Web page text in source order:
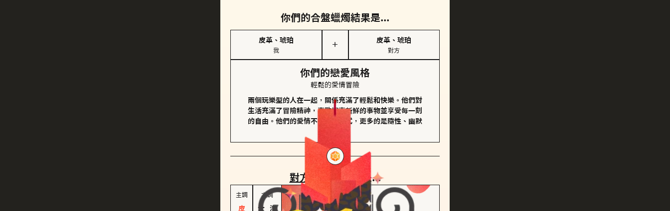
你們的合盤蠟燭結果是...
皮革、琥珀
我
＋
皮革、琥珀
對方
你們的戀愛風格
輕鬆的愛情冒險
兩個玩樂型的人在一起，關係充滿了輕鬆和快樂。他們對
生活充滿了冒險精神，喜歡探索新鮮的事物並享受每一刻
的自由。他們的愛情不拘泥於形式，更多的是隨性、幽默
對方 的主調蠟燭是...
主調 次調